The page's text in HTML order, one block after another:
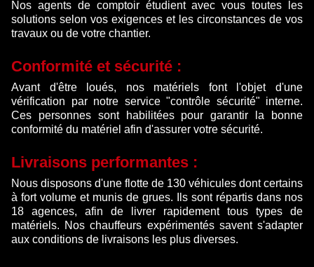
Nos agents de comptoir étudient avec vous toutes les
solutions selon vos exigences et les circonstances de vos
travaux ou de votre chantier.
Conformité et sécurité :
Avant d'être loués, nos matériels font l'objet d'une
vérification par notre service "contrôle sécurité" interne.
Ces personnes sont habilitées pour garantir la bonne
conformité du matériel afin d'assurer votre sécurité.
Livraisons performantes :
Nous disposons d'une flotte de 130 véhicules dont certains
à fort volume et munis de grues. Ils sont répartis dans nos
18 agences, afin de livrer rapidement tous types de
matériels. Nos chauffeurs expérimentés savent s'adapter
aux conditions de livraisons les plus diverses.